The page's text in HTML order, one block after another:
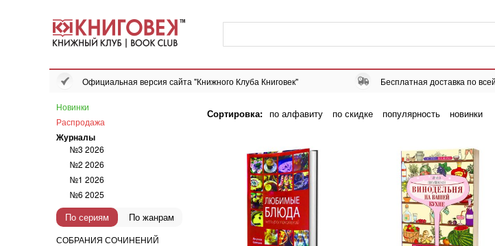
Официальная версия сайта "Книжного Клуба Книговек" Бесплатная доставка по
Новинки
Распродажа
Журналы
№3 2026
№2 2026
№1 2026
№6 2025
По сериям По жанрам
СОБРАНИЯ СОЧИНЕНИЙ
Сортировка: по алфавиту по скидке популярность новинки